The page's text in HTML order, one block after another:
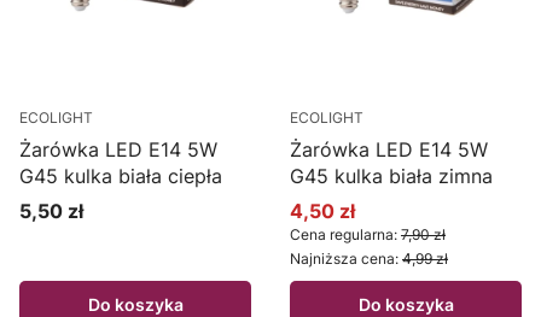
ECOLIGHT
Żarówka LED E14 5W
G45 kulka biała ciepła
Cena
5,50 zł
Do koszyka
ECOLIGHT
Żarówka LED E14 5W
G45 kulka biała zimna
Cena promocyjna
4,50 zł
Cena regularna: 7,90 zł
Najniższa cena: 4,99 zł
Do koszyka